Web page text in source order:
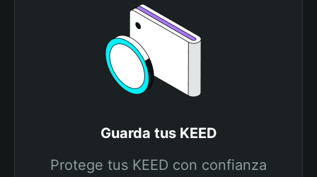
Guarda tus KEED
Protege tus KEED con confianza